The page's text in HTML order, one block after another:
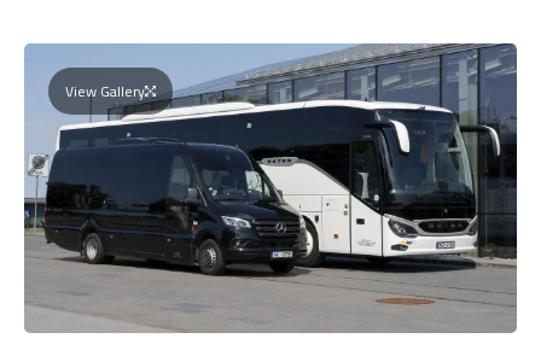
View Gallery